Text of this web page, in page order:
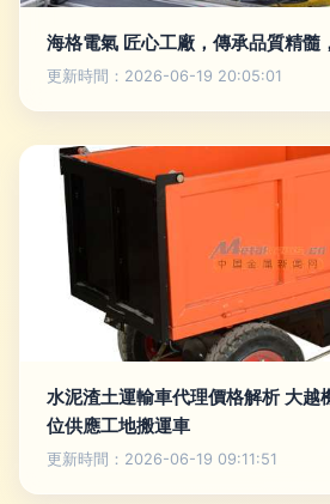
海格電氣 匠心工廠，傳承品質精髓
更新時間：2026-06-19 20:05:01
水泥渣土運輸車代理價格解析 大越
位供應工地搬運車
更新時間：2026-06-19 09:11:51